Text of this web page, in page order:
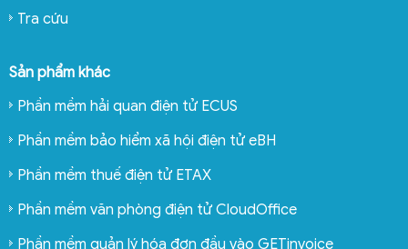
Tra cứu
Sản phẩm khác
Phần mềm hải quan điện tử ECUS
Phần mềm bảo hiểm xã hội điện tử eBH
Phần mềm thuế điện tử ETAX
Phần mềm văn phòng điện tử CloudOffice
Phần mềm quản lý hóa đơn đầu vào GETinvoice